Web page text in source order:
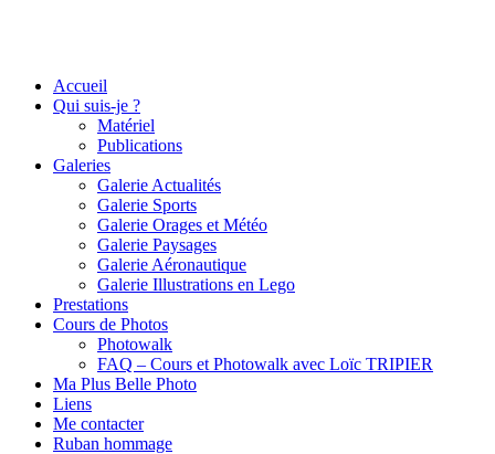
Accueil
Qui suis-je ?
Matériel
Publications
Galeries
Galerie Actualités
Galerie Sports
Galerie Orages et Météo
Galerie Paysages
Galerie Aéronautique
Galerie Illustrations en Lego
Prestations
Cours de Photos
Photowalk
FAQ – Cours et Photowalk avec Loïc TRIPIER
Ma Plus Belle Photo
Liens
Me contacter
Ruban hommage